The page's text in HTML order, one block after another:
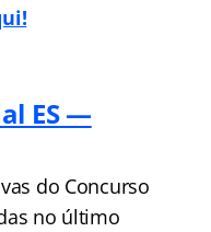
ES —
do Concurso
no último